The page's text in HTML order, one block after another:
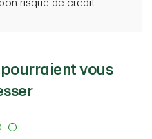
risque de crédit.
vous